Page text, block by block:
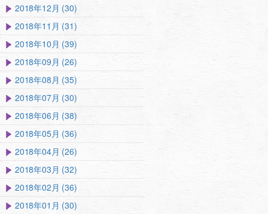
2018年12月 (30)
2018年11月 (31)
2018年10月 (39)
2018年09月 (26)
2018年08月 (35)
2018年07月 (30)
2018年06月 (38)
2018年05月 (36)
2018年04月 (26)
2018年03月 (32)
2018年02月 (36)
2018年01月 (30)